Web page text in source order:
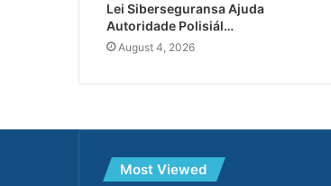
Lei Siberseguransa Ajuda
Autoridade Polisiál…
August 4, 2026
Most Viewed